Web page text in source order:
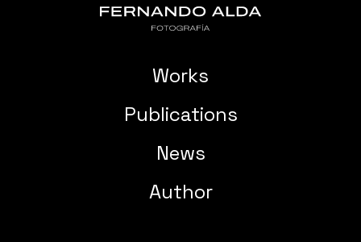
Works
Publications
News
Author